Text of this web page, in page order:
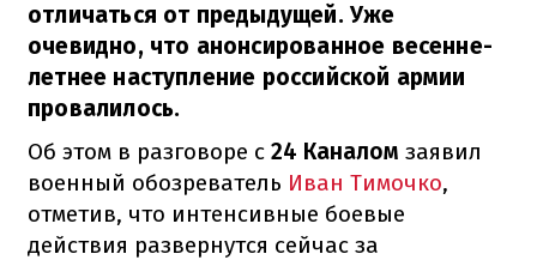
отличаться от предыдущей. Уже
очевидно, что анонсированное весенне-
летнее наступление российской армии
провалилось.
Об этом в разговоре с 24 Каналом заявил
военный обозреватель Иван Тимочко,
отметив, что интенсивные боевые
действия развернутся сейчас за